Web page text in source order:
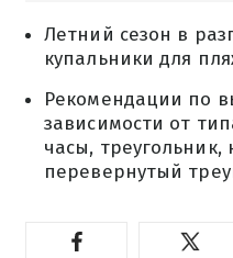
Летний сезон в
купальники для
Рекомендации по
зависимости от
часы, треугольник,
перевернутый